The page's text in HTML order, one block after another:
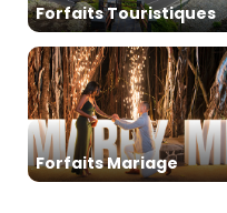
Forfaits Touristiques
Forfaits Mariage